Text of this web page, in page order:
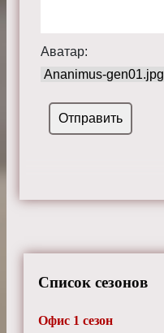
Аватар:
Список сезонов
Офис 1 сезон